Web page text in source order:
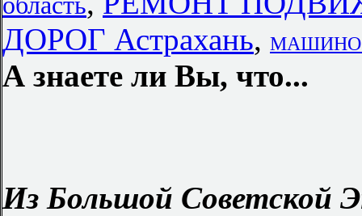
ДОРОГ Астрахань,
А знаете ли Вы, что...
Из Большой Советской